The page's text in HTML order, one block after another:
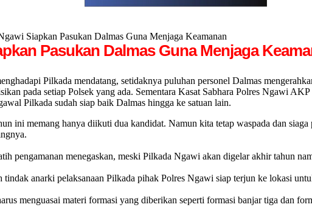
Siapkan Pasukan Dalmas Guna Menjaga Keamanan
Pasukan Dalmas Guna Menjaga
Pilkada mendatang, setidaknya puluhan personel Dalmas
pada setiap Polsek yang ada. Sementara Kasat Sabhara Polres Ngawi
Pilkada sudah siap baik Dalmas hingga ke satuan lain.
ini memang hanya diikuti dua kandidat. Namun kita tetap waspada dan
pengamanan menegaskan, meski Pilkada Ngawi akan digelar akhir tahun
anarki pelaksanaan Pilkada pihak Polres Ngawi siap terjun ke lokasi
menguasai materi formasi yang diberikan seperti formasi banjar tiga dan